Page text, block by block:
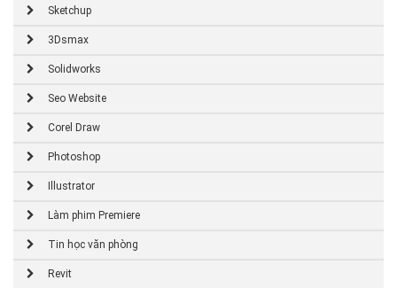
Sketchup
3Dsmax
Solidworks
Seo Website
Corel Draw
Photoshop
Illustrator
Làm phim Premiere
Tin học văn phòng
Revit